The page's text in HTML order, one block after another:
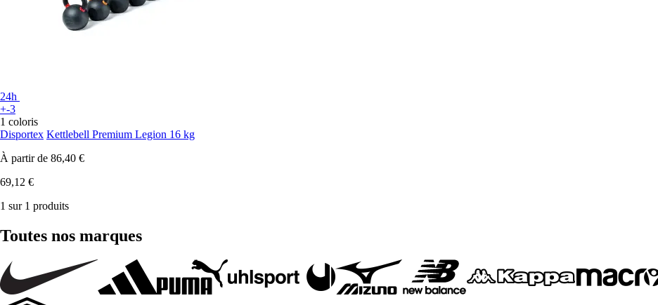
24h
+-3
1 coloris
Disportex Kettlebell Premium Legion 16 kg
À partir de 86,40 €
69,12 €
1 sur 1 produits
Toutes nos marques